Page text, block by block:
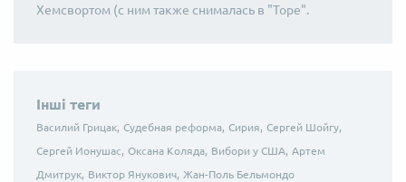
Хемсвортом (с ним также снималась в "Торе".
Інші теги
Василий Грицак, Судебная реформа, Сирия, Сергей Шойгу,
Сергей Ионушас, Оксана Коляда, Вибори у США, Артем
Дмитрук, Виктор Янукович, Жан-Поль Бельмондо